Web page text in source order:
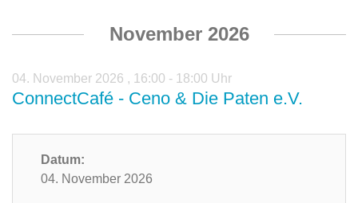
November 2026
04. November 2026 , 16:00 - 18:00 Uhr
ConnectCafé - Ceno & Die Paten e.V.
Datum:
04. November 2026